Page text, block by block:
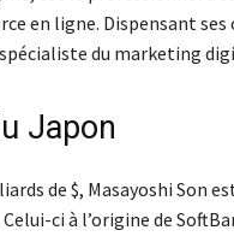
en ligne. Dispensant ses
du marketing
Japon
de $, Masayoshi Son
ci à l’origine de